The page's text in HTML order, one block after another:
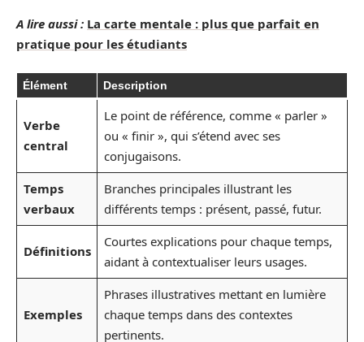
A lire aussi : La carte mentale : plus que parfait en
pratique pour les étudiants
Élément Description
Verbe
central
Le point de référence, comme « parler »
ou « finir », qui s’étend avec ses
conjugaisons.
Temps
verbaux
Branches principales illustrant les
différents temps : présent, passé, futur.
Définitions
Courtes explications pour chaque temps,
aidant à contextualiser leurs usages.
Exemples
Phrases illustratives mettant en lumière
chaque temps dans des contextes
pertinents.